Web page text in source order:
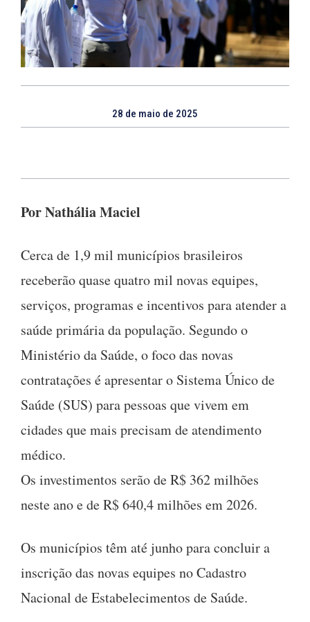
28 de maio de 2025
Por Nathália Maciel
Cerca de 1,9 mil municípios brasileiros
receberão quase quatro mil novas equipes,
serviços, programas e incentivos para atender a
saúde primária da população. Segundo o
Ministério da Saúde, o foco das novas
contratações é apresentar o Sistema Único de
Saúde (SUS) para pessoas que vivem em
cidades que mais precisam de atendimento
médico.
Os investimentos serão de R$ 362 milhões
neste ano e de R$ 640,4 milhões em 2026.
Os municípios têm até junho para concluir a
inscrição das novas equipes no Cadastro
Nacional de Estabelecimentos de Saúde.